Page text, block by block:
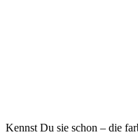
Kennst Du sie schon – die